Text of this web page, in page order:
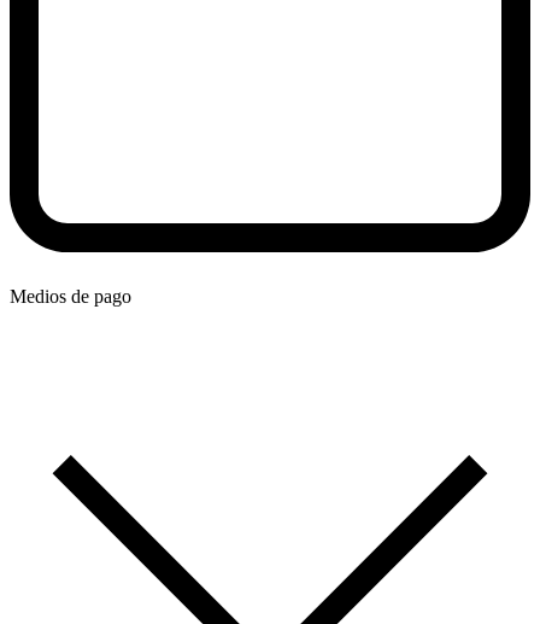
Medios de pago